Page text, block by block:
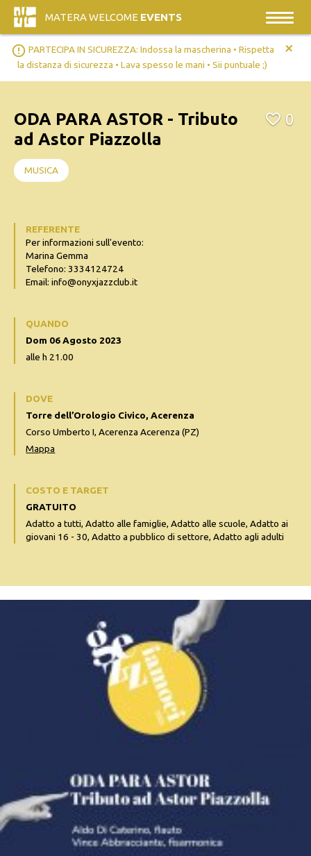
MATERA WELCOME EVENTS
error_outline PARTECIPA IN SICUREZZA: Indossa la mascherina • Rispetta
la distanza di sicurezza • Lava spesso le mani • Sii puntuale ;)
+
ODA PARA ASTOR - Tributo
ad Astor Piazzolla
0
MUSICA
REFERENTE
Per informazioni sull'evento:
Marina Gemma
Telefono: 3334124724
Email: info@onyxjazzclub.it
QUANDO
Dom 06 Agosto 2023
alle h 21.00
DOVE
Torre dell’Orologio Civico, Acerenza
Corso Umberto I, Acerenza Acerenza (PZ)
Mappa
COSTO E TARGET
GRATUITO
Adatto a tutti, Adatto alle famiglie, Adatto alle scuole, Adatto ai
giovani 16 - 30, Adatto a pubblico di settore, Adatto agli adulti